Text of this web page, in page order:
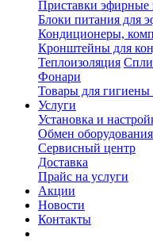
Приставки
Блоки питания для
Кондиционеры,
Кронштейны для
Теплоизоляция
Фонари
Товары для гигиены
Услуги
Установка и
Обмен
Сервисный центр
Доставка
Прайс на услуги
Акции
Новости
Контакты